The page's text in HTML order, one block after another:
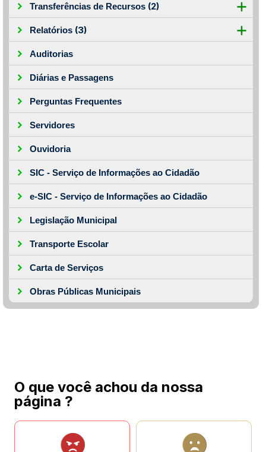
Transferências de Recursos (2)
Relatórios (3)
Auditorias
Diárias e Passagens
Perguntas Frequentes
Servidores
Ouvidoria
SIC - Serviço de Informações ao Cidadão
e-SIC - Serviço de Informações ao Cidadão
Legislação Municipal
Transporte Escolar
Carta de Serviços
Obras Públicas Municipais
O que você achou da nossa
página ?